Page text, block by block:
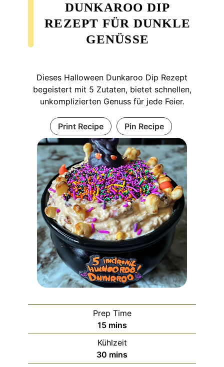
DUNKAROO DIP
REZEPT FÜR DUNKLE
GENÜSSE
Dieses Halloween Dunkaroo Dip Rezept
begeistert mit 5 Zutaten, bietet schnellen,
unkomplizierten Genuss für jede Feier.
Print Recipe Pin Recipe
Prep Time
15minutes
mins
Kühlzeit
30 minutes
mins